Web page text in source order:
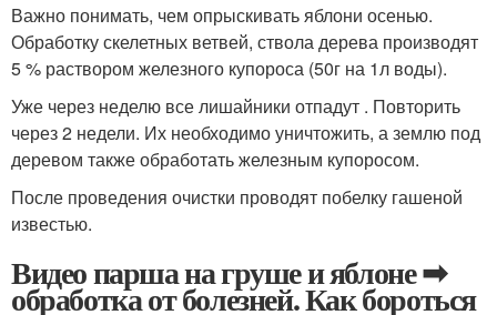
Важно понимать, чем опрыскивать яблони осенью.
Обработку скелетных ветвей, ствола дерева производят
5 % раствором железного купороса (50г на 1л воды).
Уже через неделю все лишайники отпадут . Повторить
через 2 недели. Их необходимо уничтожить, а землю под
деревом также обработать железным купоросом.
После проведения очистки проводят побелку гашеной
известью.
Видео парша на груше и яблоне ➡
обработка от болезней. Как бороться